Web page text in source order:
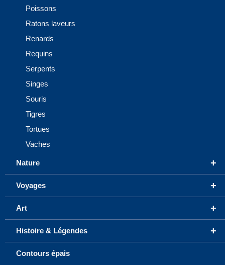
Poissons
Ratons laveurs
Renards
Requins
Serpents
Singes
Souris
Tigres
Tortues
Vaches
+
Nature
+
Voyages
+
Art
+
Histoire & Légendes
Contours épais